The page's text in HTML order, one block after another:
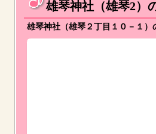
雄琴神社（雄琴2）
雄琴神社（雄琴２丁目１０－１